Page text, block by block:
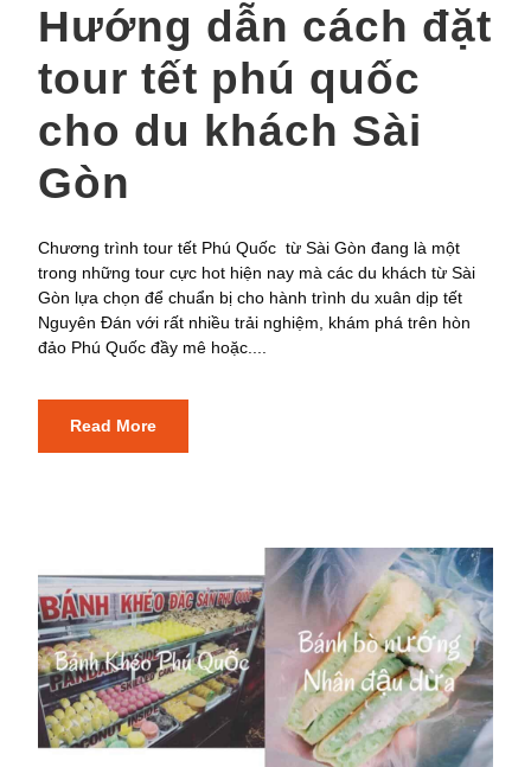
Hướng dẫn cách đặt
tour tết phú quốc
cho du khách Sài
Gòn
Chương trình tour tết Phú Quốc từ Sài Gòn đang là một
trong những tour cực hot hiện nay mà các du khách từ Sài
Gòn lựa chọn để chuẩn bị cho hành trình du xuân dịp tết
Nguyên Đán với rất nhiều trải nghiệm, khám phá trên hòn
đảo Phú Quốc đầy mê hoặc....
Read More